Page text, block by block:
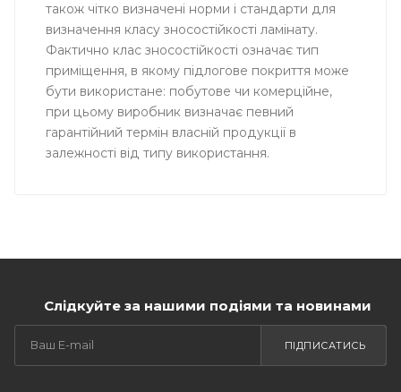
також чітко визначені норми і стандарти для
визначення класу зносостійкості ламінату.
Фактично клас зносостійкості означає тип
приміщення, в якому підлогове покриття може
бути використане: побутове чи комерційне,
при цьому виробник визначає певний
гарантійний термін власній продукції в
залежності від типу використання.
Слідкуйте за нашими подіями та новинами
ПІДПИСАТИСЬ